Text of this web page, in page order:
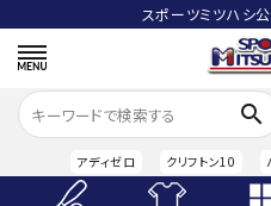
スポーツミツハシ
search
アディゼロ クリフトン10